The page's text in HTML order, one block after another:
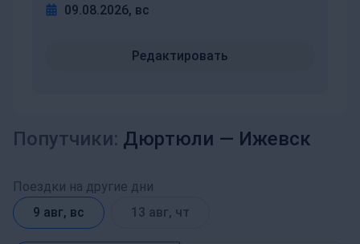
09.08.2026, вс
Редактировать
Попутчики: Дюртюли — Ижевск
Поездки на другие дни
9 авг, вс
13 авг, чт